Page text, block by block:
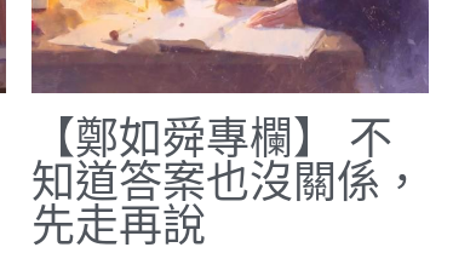
【鄭如舜專欄】 不
知道答案也沒關係，
先走再說